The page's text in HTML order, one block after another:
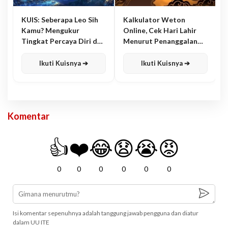
KUIS: Seberapa Leo Sih
Kamu? Mengukur
Tingkat Percaya Diri dan
Ikuti Kuisnya ➔
Kalkulator Weton
Online, Cek Hari Lahir
Menurut Penanggalan
Ikuti Kuisnya ➔
Komentar
👍
0
❤️
0
😂
0
😧
0
😭
0
😡
0
Isi komentar sepenuhnya adalah tanggung jawab pengguna dan diatur
dalam UU ITE